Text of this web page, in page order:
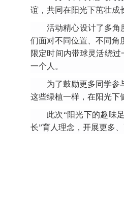
谊，共同在阳光下茁壮成
活动精心设计了多角
们面对不同位置、不同角
限定时间内带球灵活绕过
一个人。
为了鼓励更多同学参
这些绿植一样，在阳光下
此次“阳光下的趣味
长”育人理念 ， 开展更多